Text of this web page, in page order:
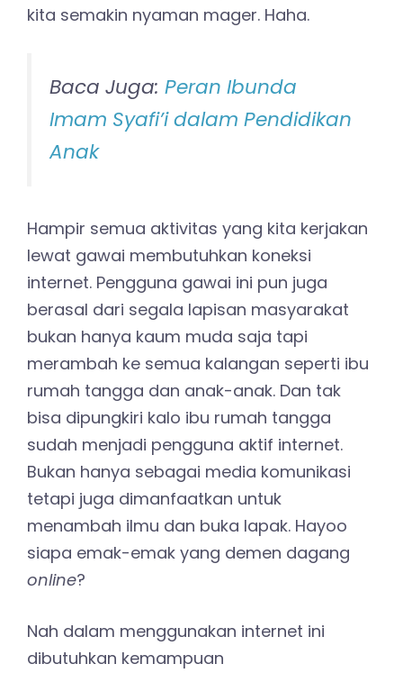
kita semakin nyaman mager. Haha.
Baca Juga: Peran Ibunda
Imam Syafi’i dalam Pendidikan
Anak
Hampir semua aktivitas yang kita kerjakan
lewat gawai membutuhkan koneksi
internet. Pengguna gawai ini pun juga
berasal dari segala lapisan masyarakat
bukan hanya kaum muda saja tapi
merambah ke semua kalangan seperti ibu
rumah tangga dan anak-anak. Dan tak
bisa dipungkiri kalo ibu rumah tangga
sudah menjadi pengguna aktif internet.
Bukan hanya sebagai media komunikasi
tetapi juga dimanfaatkan untuk
menambah ilmu dan buka lapak. Hayoo
siapa emak-emak yang demen dagang
online?
Nah dalam menggunakan internet ini
dibutuhkan kemampuan